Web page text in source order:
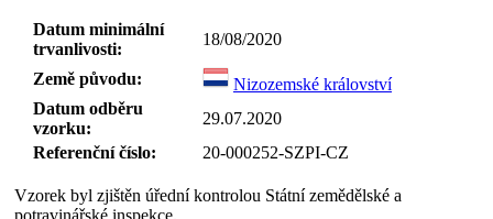
Datum minimální
trvanlivosti:
18/08/2020
Země původu:
Nizozemské království
Datum odběru
vzorku:
29.07.2020
Referenční číslo:
20-000252-SZPI-CZ
Vzorek byl zjištěn úřední kontrolou Státní zemědělské a